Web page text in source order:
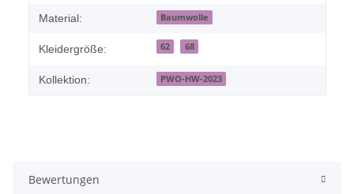
Material: Baumwolle
Kleidergröße: 62 68
Kollektion: PWO-HW-2023
Bewertungen